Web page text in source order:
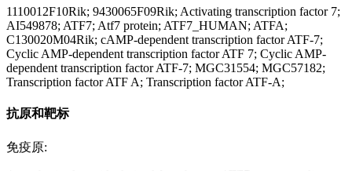
1110012F10Rik; 9430065F09Rik; Activating transcription factor 7;
AI549878; ATF7; Atf7 protein; ATF7_HUMAN; ATFA;
C130020M04Rik; cAMP-dependent transcription factor ATF-7;
Cyclic AMP-dependent transcription factor ATF 7; Cyclic AMP-
dependent transcription factor ATF-7; MGC31554; MGC57182;
Transcription factor ATF A; Transcription factor ATF-A;
抗原和靶标
免疫原: